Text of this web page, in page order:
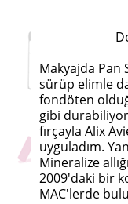
Makyajda Pan
sürüp elimle
fondöten
gibi
fırçayla Alix
uyguladım.
Mineralize
2009'daki bir
MAC'lerde